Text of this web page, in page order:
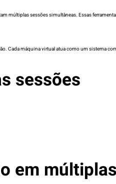
múltiplas sessões simultâneas. Essas
Cada máquina virtual atua como um sistema
sessões
em